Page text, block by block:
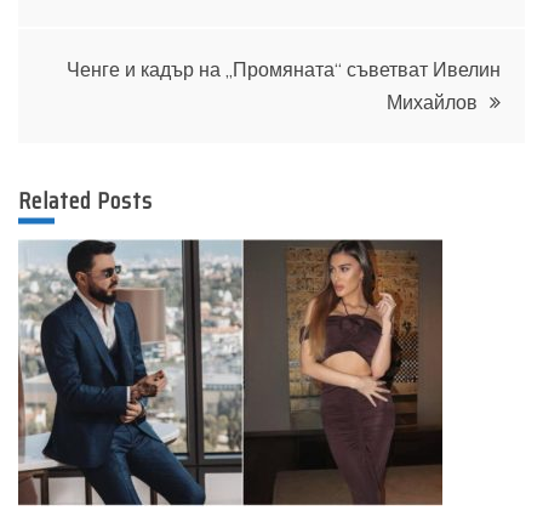
Ченге и кадър на „Промяната“ съветват Ивелин
Михайлов
Related Posts